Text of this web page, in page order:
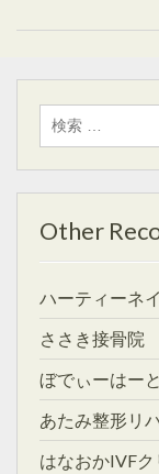
検
索:
Other
ハーティーネ
ささき接骨院
ぼでぃーはーと
あたみ整形リ
はなおかIVF